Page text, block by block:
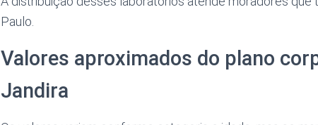
Paulo.
Valores aproximados do plano
Jandira